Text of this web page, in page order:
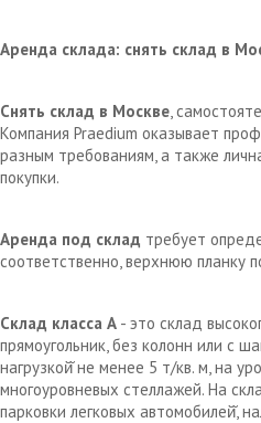
Аренда склада: снять склад в
Снять склад в Москве,
Компания Praedium оказывает
разным требованиям, а также
покупки.
Аренда под склад требует
соответственно, верхнюю планку
Склад класса А - это склад
прямоугольник, без колонн или с
нагрузкой̆ не менее 5 т/кв. м, на
многоуровневых стеллажей. На
парковки легковых автомобилей̆,